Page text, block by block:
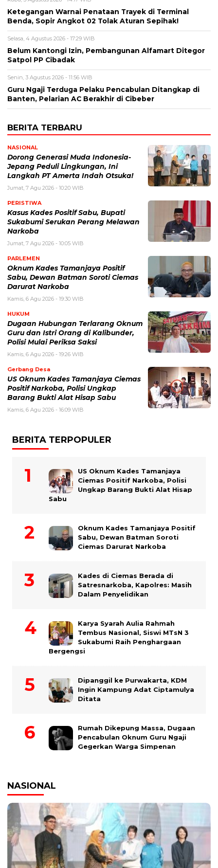
Ketegangan Warnai Penataan Trayek di Terminal
Benda, Sopir Angkot 02 Tolak Aturan Sepihak!
Selasa, 4 Agustus 2026 - 17:29 WIB
Belum Kantongi Izin, Pembangunan Alfamart Ditegor
Satpol PP Cibadak
Senin, 3 Agustus 2026 - 11:56 WIB
Guru Ngaji Terduga Pelaku Pencabulan Ditangkap di
Banten, Pelarian AC Berakhir di Cibeber
BERITA TERBARU
NASIONAL
Dorong Generasi Muda Indonesia-
Jepang Peduli Lingkungan, Ini
Langkah PT Amerta Indah Otsuka!
Jumat, 7 Agu 2026 - 10:20 WIB
PERISTIWA
Kasus Kades Positif Sabu, Bupati
Sukabumi Serukan Perang Melawan
Narkoba
Jumat, 7 Agu 2026 - 10:05 WIB
PARLEMEN
Oknum Kades Tamanjaya Positif
Sabu, Dewan Batman Soroti Ciemas
Darurat Narkoba
Kamis, 6 Agu 2026 - 19:30 WIB
HUKUM
Dugaan Hubungan Terlarang Oknum
Guru dan Istri Orang di Kalibunder,
Polisi Mulai Periksa Saksi
Kamis, 6 Agu 2026 - 19:26 WIB
Gerbang Desa
US Oknum Kades Tamanjaya Ciemas
Positif Narkoba, Polisi Ungkap
Barang Bukti Alat Hisap Sabu
Kamis, 6 Agu 2026 - 16:09 WIB
BERITA TERPOPULER
US Oknum Kades Tamanjaya
Ciemas Positif Narkoba, Polisi
Ungkap Barang Bukti Alat Hisap
Sabu
Oknum Kades Tamanjaya Positif
Sabu, Dewan Batman Soroti
Ciemas Darurat Narkoba
Kades di Ciemas Berada di
Satresnarkoba, Kapolres: Masih
Dalam Penyelidikan
Karya Syarah Aulia Rahmah
Tembus Nasional, Siswi MTsN 3
Sukabumi Raih Penghargaan
Bergengsi
Dipanggil ke Purwakarta, KDM
Ingin Kampung Adat Ciptamulya
Ditata
Rumah Dikepung Massa, Dugaan
Pencabulan Oknum Guru Ngaji
Gegerkan Warga Simpenan
NASIONAL